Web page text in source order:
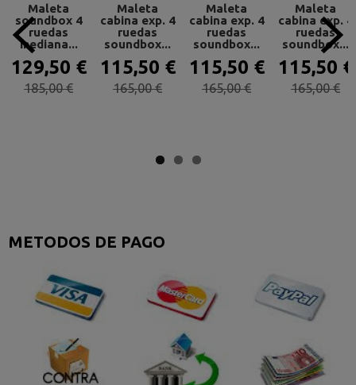
METODOS DE PAGO
Maleta
soundbox 4
ruedas
mediana...
129,50 €
185,00 €
Maleta
cabina exp. 4
ruedas
soundbox...
115,50 €
165,00 €
Maleta
cabina exp. 4
ruedas
soundbox...
115,50 €
165,00 €
Maleta
cabina exp. 4
ruedas
soundbox...
115,50 €
165,00 €